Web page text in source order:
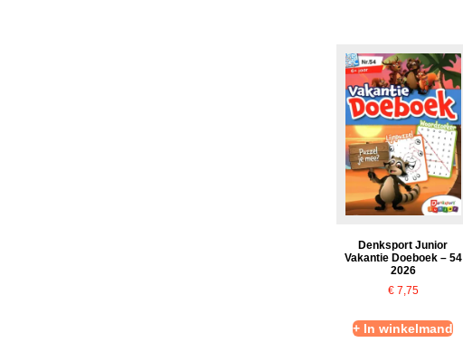
Denksport Junior
Vakantie Doeboek – 54
2026
€7,75
+ In winkelmand